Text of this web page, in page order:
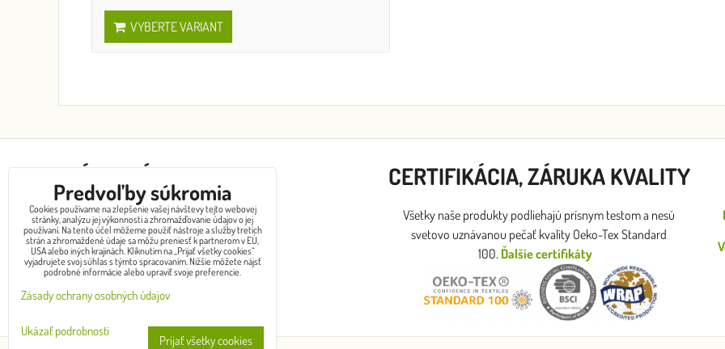
VYBERTE VARIANT
ZÁKAZNÍCKY SERVIS
Kontakty
Spôsoby doručenia
Obchodné podmienky
Ochrana osobných údajov
Výmena tovaru
CERTIFIKÁCIA, ZÁRUKA KVALITY
Všetky naše produkty podliehajú prísnym testom a nesú
svetovo uznávanou pečať kvality Oeko-Tex Standard
100. Ďalšie certifikáty
Predvoľby súkromia
Cookies používame na zlepšenie vašej návštevy tejto webovej
stránky, analýzu jej výkonnosti a zhromažďovanie údajov o jej
používaní. Na tento účel môžeme použiť nástroje a služby tretích
strán a zhromaždené údaje sa môžu preniesť k partnerom v EÚ,
USA alebo iných krajinách. Kliknutím na „Prijať všetky cookies“
vyjadrujete svoj súhlas s týmto spracovaním. Nižšie môžete nájsť
podrobné informácie alebo upraviť svoje preferencie.
Zásady ochrany osobných údajov
Ukázať podrobnosti
Prijať všetky cookies